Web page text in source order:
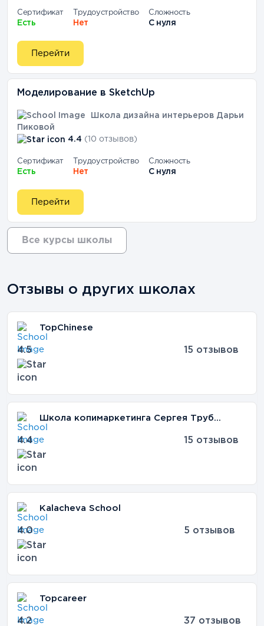
Сертификат
Есть
Трудоустройство
Нет
Сложность
С нуля
Перейти
Моделирование в SketchUp
Школа дизайна интерьеров Дарьи
Пиковой
4.4 (10 отзывов)
Сертификат
Есть
Трудоустройство
Нет
Сложность
С нуля
Перейти
Все курсы школы
Отзывы о других школах
TopChinese
15 отзывов
4.5
15 отзывов
4.4
Kalacheva School
5 отзывов
4.0
Topcareer
37 отзывов
4.2